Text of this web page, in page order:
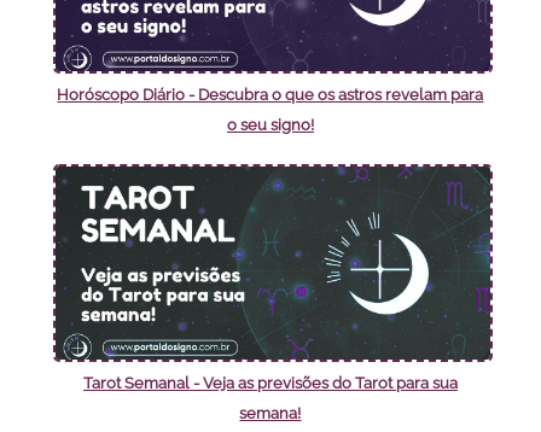
Horóscopo Diário - Descubra o que os astros revelam para
o seu signo!
Tarot Semanal - Veja as previsões do Tarot para sua
semana!